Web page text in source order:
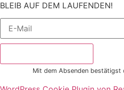
BLEIB AUF DEM LAUFENDEN!
Mit dem Absenden bestätigst